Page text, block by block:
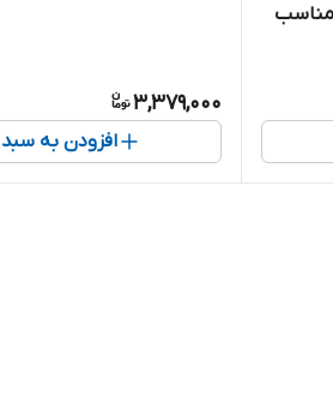
مناسب
3,379,000
افزودن به سبد